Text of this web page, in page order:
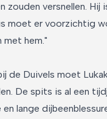
zouden versnellen. Hij
moet er voorzichtig
met hem."
de Duivels moet
De spits is al een
lange